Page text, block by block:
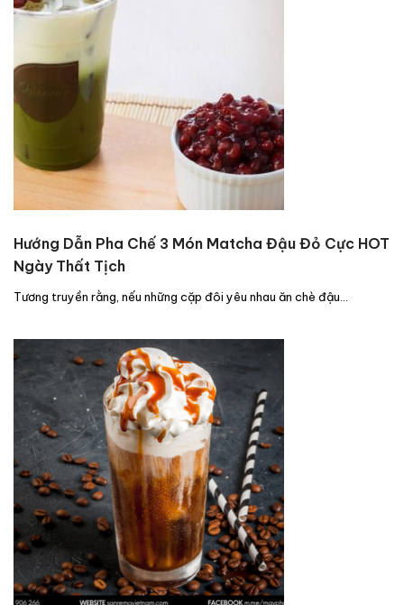
Hướng Dẫn Pha Chế 3 Món Matcha Đậu Đỏ Cực HOT
Ngày Thất Tịch
Tương truyền rằng, nếu những cặp đôi yêu nhau ăn chè đậu…